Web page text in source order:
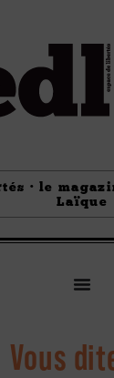
· le
Laïque
Vous